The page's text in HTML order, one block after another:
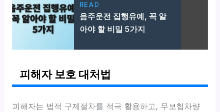
READ
음주운전 집행유예, 꼭 알
아야 할 비밀 5가지
피해자 보호 대처법
피해자는 법적 구제절차를 적극 활용하고, 무보험차량